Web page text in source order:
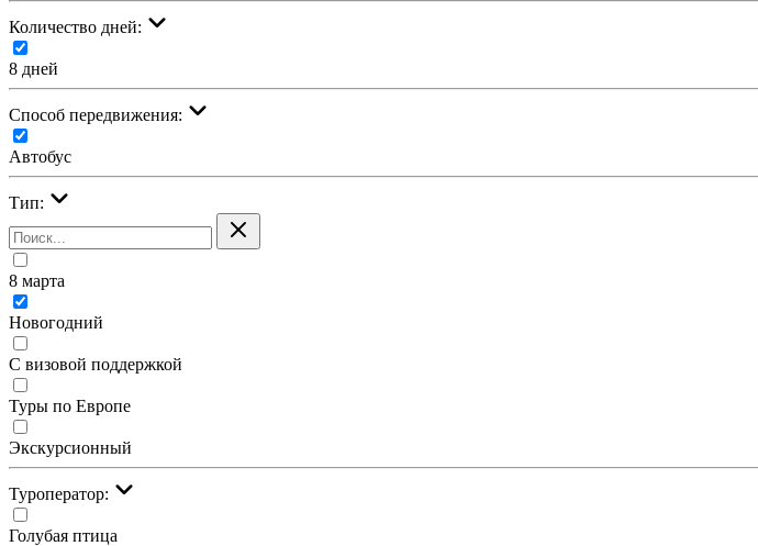
Количество дней:
8 дней
Cпособ передвижения:
Автобус
Тип:
8 марта
Новогодний
С визовой поддержкой
Туры по Европе
Экскурсионный
Туроператор:
Голубая птица